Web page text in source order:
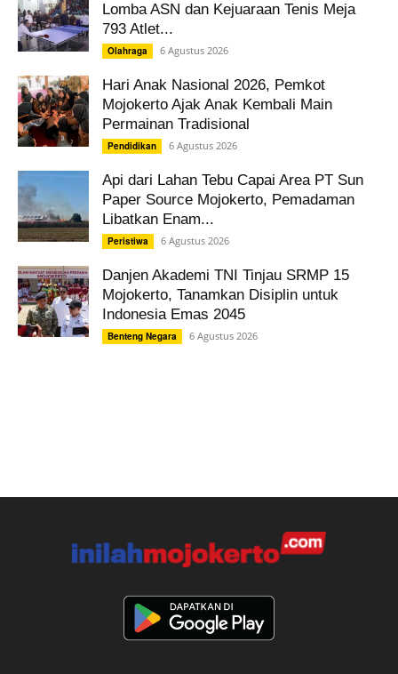
Lomba ASN dan Kejuaraan Tenis Meja
793 Atlet...
Olahraga 6 Agustus 2026
Hari Anak Nasional 2026, Pemkot
Mojokerto Ajak Anak Kembali Main
Permainan Tradisional
Pendidikan 6 Agustus 2026
Api dari Lahan Tebu Capai Area PT Sun
Paper Source Mojokerto, Pemadaman
Libatkan Enam...
Peristiwa 6 Agustus 2026
Danjen Akademi TNI Tinjau SRMP 15
Mojokerto, Tanamkan Disiplin untuk
Indonesia Emas 2045
Benteng Negara 6 Agustus 2026